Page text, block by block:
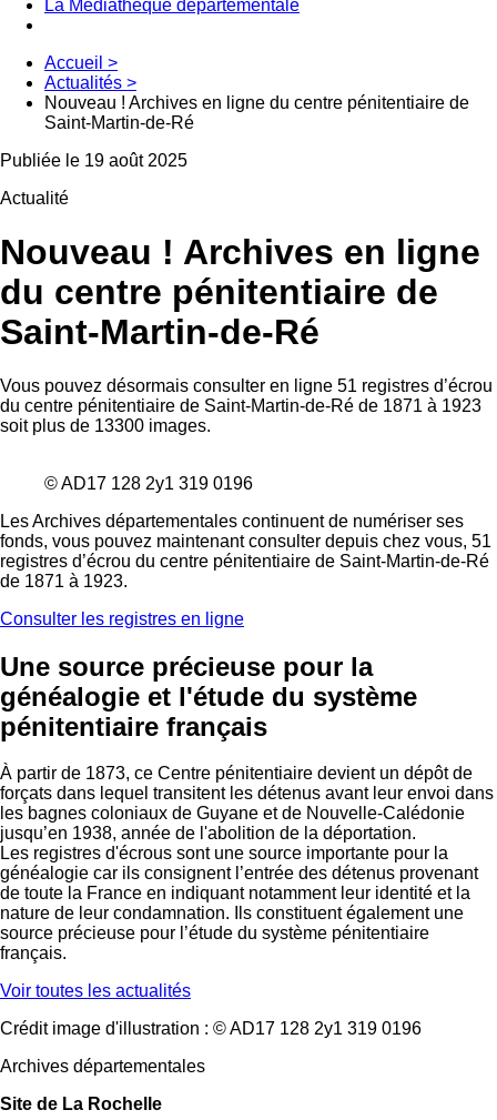
La Médiathèque départementale
Accueil >
Actualités >
Nouveau ! Archives en ligne du centre pénitentiaire de
Saint-Martin-de-Ré
Publiée le 19 août 2025
Actualité
Nouveau ! Archives en ligne
du centre pénitentiaire de
Saint-Martin-de-Ré
Vous pouvez désormais consulter en ligne 51 registres d’écrou
du centre pénitentiaire de Saint-Martin-de-Ré de 1871 à 1923
soit plus de 13300 images.
© AD17 128 2y1 319 0196
Les Archives départementales continuent de numériser ses
fonds, vous pouvez maintenant consulter depuis chez vous, 51
registres d’écrou du centre pénitentiaire de Saint-Martin-de-Ré
de 1871 à 1923.
Consulter les registres en ligne
Une source précieuse pour la
généalogie et l'étude du système
pénitentiaire français
À partir de 1873, ce Centre pénitentiaire devient un dépôt de
forçats dans lequel transitent les détenus avant leur envoi dans
les bagnes coloniaux de Guyane et de Nouvelle-Calédonie
jusqu’en 1938, année de l'abolition de la déportation.
Les registres d'écrous sont une source importante pour la
généalogie car ils consignent l’entrée des détenus provenant
de toute la France en indiquant notamment leur identité et la
nature de leur condamnation. Ils constituent également une
source précieuse pour l’étude du système pénitentiaire
français.
Voir toutes les actualités
Crédit image d'illustration : © AD17 128 2y1 319 0196
Archives départementales
Site de La Rochelle